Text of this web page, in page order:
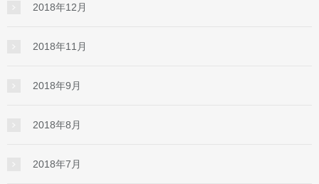
2018年12月
2018年11月
2018年9月
2018年8月
2018年7月